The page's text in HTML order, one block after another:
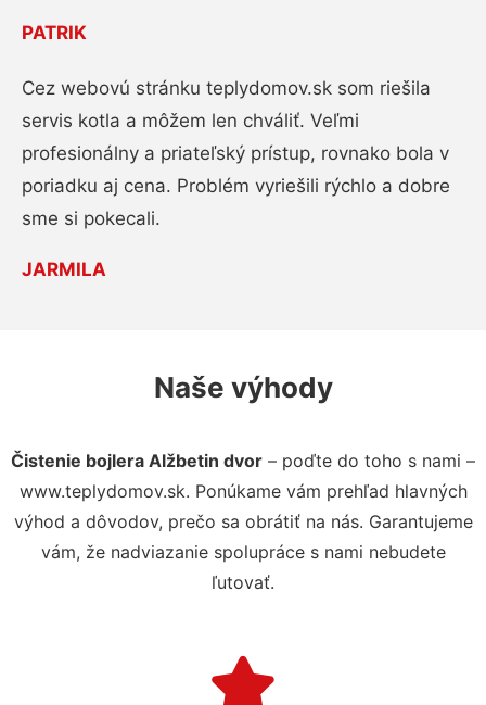
PATRIK
Cez webovú stránku teplydomov.sk som riešila
servis kotla a môžem len chváliť. Veľmi
profesionálny a priateľský prístup, rovnako bola v
poriadku aj cena. Problém vyriešili rýchlo a dobre
sme si pokecali.
JARMILA
Naše výhody
Čistenie bojlera Alžbetin dvor – poďte do toho s nami –
www.teplydomov.sk. Ponúkame vám prehľad hlavných
výhod a dôvodov, prečo sa obrátiť na nás. Garantujeme
vám, že nadviazanie spolupráce s nami nebudete
ľutovať.